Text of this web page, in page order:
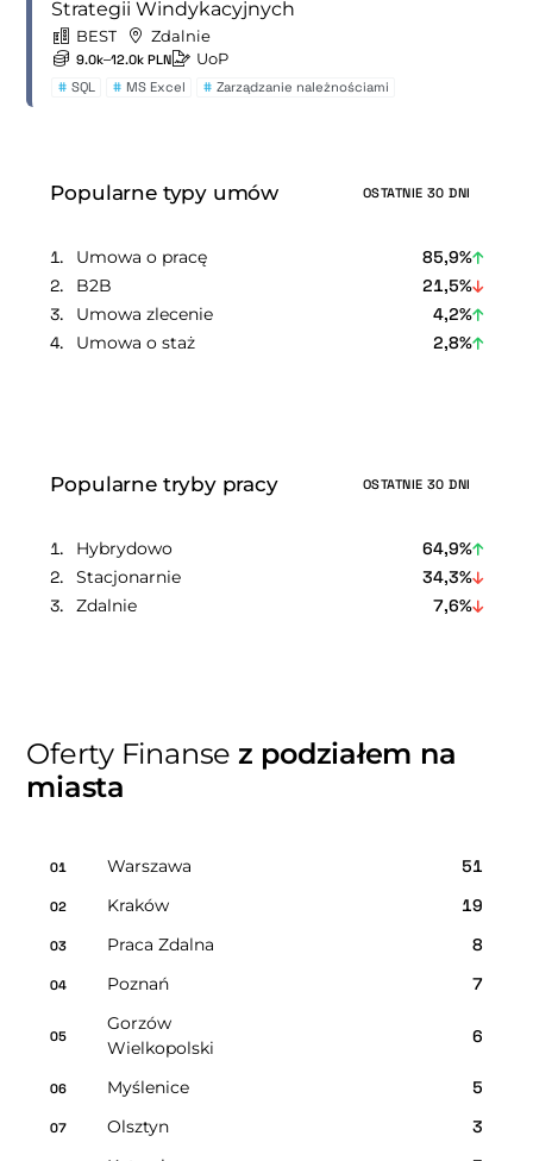
Strategii Windykacyjnych
BEST Zdalnie
9.0k–12.0k PLN UoP
# SQL # MS Excel # Zarządzanie należnościami
Popularne typy umów OSTATNIE 30 DNI
Umowa o pracę
85,9%
B2B
21,5%
Umowa zlecenie
4,2%
Umowa o staż
2,8%
Popularne tryby pracy OSTATNIE 30 DNI
Hybrydowo
64,9%
Stacjonarnie
34,3%
Zdalnie
7,6%
Oferty Finanse z podziałem na
miasta
01 Warszawa 51
02 Kraków 19
03 Praca Zdalna 8
04 Poznań 7
05
Gorzów
Wielkopolski
6
06 Myślenice 5
07 Olsztyn 3